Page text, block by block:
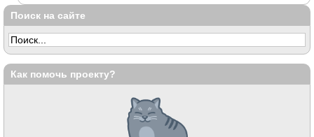
Поиск на сайте
Как помочь проекту?